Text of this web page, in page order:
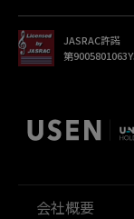
JASRAC許諾
第
会社概要